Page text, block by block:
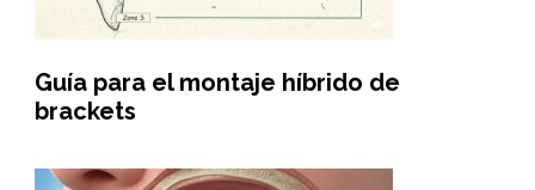
Guía para el montaje híbrido de
brackets